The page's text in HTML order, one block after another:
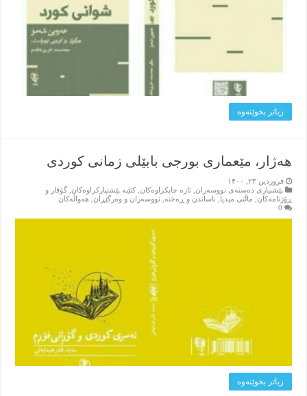
زیاتر بخوێنه‌وه‌
هەژار، مێعماری بورجی بابێلی زمانی کوردی
فروردین ۲۳, ۱۴۰۰
پێشنیاری ده‌سته‌ی نووسه‌ران ,تازه‌ چاپکراوه‌کان ,کتێبه‌ پێشنیارکراوه‌کان ,گۆڤار و
ڕۆژنامه‌کان
ماڵتی میدیا ناساندن و ڕه‌خنه‌ نووسه‌ران و وه‌رگێڕان
هه‌واڵه‌کان
0
زیاتر بخوێنه‌وه‌